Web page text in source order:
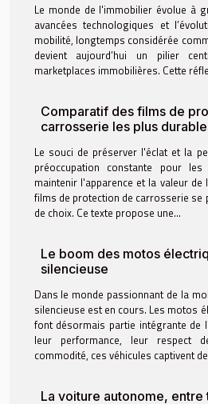
Le monde de l'immobilier évolue à
avancées technologiques et
mobilité, longtemps considérée
devient aujourd’hui un pilier
marketplaces immobilières. Cette
Comparatif des films de
carrosserie les plus
Le souci de préserver l'éclat et la
préoccupation constante pour
maintenir l'apparence et la valeur de
films de protection de carrosserie se
de choix. Ce texte propose une...
Le boom des motos
silencieuse
Dans le monde passionnant de la
silencieuse est en cours. Les motos
font désormais partie intégrante de
leur performance, leur respect
commodité, ces véhicules captivent
La voiture autonome,